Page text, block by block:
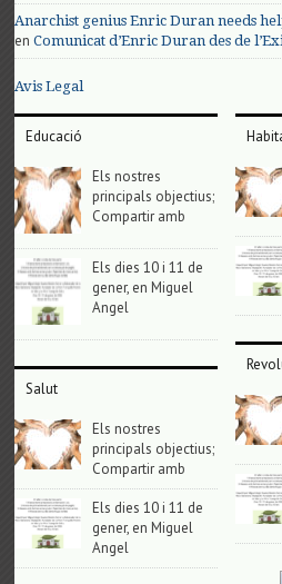
Anarchist genius Enric Duran needs
enComunicat d’Enric Duran des de
Avis Legal
Educació
Els nostres
principals objectius;
Compartir amb
Els dies 10 i 11 de
gener, en Miguel
Angel
Salut
Els nostres
principals objectius;
Compartir amb
Els dies 10 i 11 de
gener, en Miguel
Angel